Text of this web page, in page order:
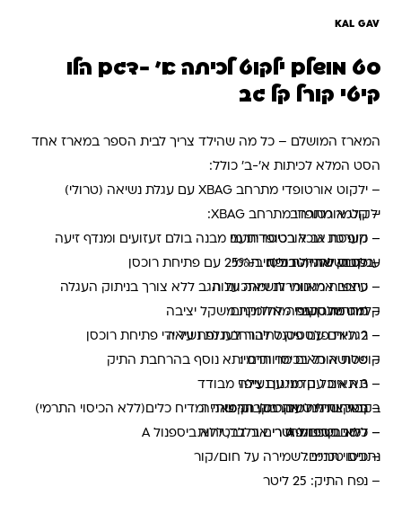
סט מושלם ילקוט לכיתה א’ -דגם הלו
קיטי קורל קל גב
המארז המושלם – כל מה שהילד צריך לבית הספר במארז אחד
הסט המלא לכיתות א’-ב’ כולל:
– ילקוט אורטופדי מתרחב XBAG עם עגלת נשיאה (טרולי)
– קלמר מתרחב
– קופסת אוכל בכיסוי תרמי
-בקבוק שתייה בכיסוי תרמי
ילקוט אורטופדי מתרחב XBAG:
– מערכת גב אורטופדיתעם מבנה בולם זעזועים ומנדף זיעה
– פטנט להגדלת נפח ב-25% עם פתיחת רוכסן
– כתפיות מאווררות ומתכווננות
– תחתית קשיחה לחלוקת משקל יציבה
– רגליות פלסטיק לחיבור לעגלת נשיאה
– שלושה תאים מרווחים ותא נוסף בהרחבת התיק
– תא אוכל קדמי עם ציפוי מבודד
– תאי צד לנשיאת בקבוקי שתייה
– כיסוי גשם ומחזירי אור לבטיחות
עגלת נשיאה (טרולי):
– עיצוב ארגונומי לנשיאה על הגב ללא צורך בניתוק העגלה
– מוט טלסקופי מאלומיניום
קלמר מתרחב:
– 2 תאים עם פטנט להרחבת נפח על ידי פתיחת רוכסן
קופסת אוכל בכיסוי תרמי:
– 3 תאים עם מנגנון נעילה
– בטיחותית למיקרוגל, הקפאה ומדיח כלים(ללא הכיסוי התרמי)
– ללא ביספנול A
– כיסוי תרמי לשמירה על חום/קור
בקבוק שתייה עם כיסוי תרמי:
– למים קרים/פושרים בלבד, ללא ביספנול A
נתונים טכניים:
– נפח התיק: 25 ליטר